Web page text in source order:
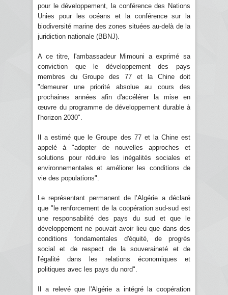
pour le développement, la conférence des Nations
Unies pour les océans et la conférence sur la
biodiversité marine des zones situées au-delà de la
juridiction nationale (BBNJ).
A ce titre, l'ambassadeur Mimouni a exprimé sa
conviction que le développement des pays
membres du Groupe des 77 et la Chine doit
"demeurer une priorité absolue au cours des
prochaines années afin d'accélérer la mise en
œuvre du programme de développement durable à
l'horizon 2030".
Il a estimé que le Groupe des 77 et la Chine est
appelé à "adopter de nouvelles approches et
solutions pour réduire les inégalités sociales et
environnementales et améliorer les conditions de
vie des populations".
Le représentant permanent de l’Algérie a déclaré
que "le renforcement de la coopération sud-sud est
une responsabilité des pays du sud et que le
développement ne pouvait avoir lieu que dans des
conditions fondamentales d'équité, de progrès
social et de respect de la souveraineté et de
l'égalité dans les relations économiques et
politiques avec les pays du nord".
Il a relevé que l'Algérie a intégré la coopération